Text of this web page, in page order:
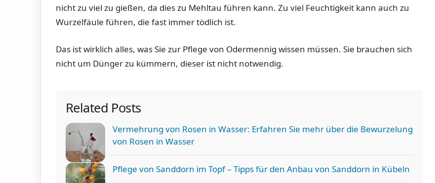
nicht zu viel zu gießen, da dies zu Mehltau führen kann. Zu viel Feuchtigkeit kann auch zu
Wurzelfäule führen, die fast immer tödlich ist.
Das ist wirklich alles, was Sie zur Pflege von Odermennig wissen müssen. Sie brauchen sich
nicht um Dünger zu kümmern, dieser ist nicht notwendig.
Related Posts
Vermehrung von Rosen in Wasser: Erfahren Sie mehr über die Bewurzelung
von Rosen in Wasser
Pflege von Sanddorn im Topf – Tipps für den Anbau von Sanddorn in Kübeln